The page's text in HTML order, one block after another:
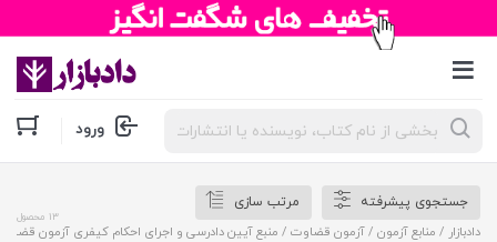
جستجوی
محصولات ورود
جستجوی پیشرفته
مرتب سازی
دادبازار / منابع آزمون /آزمون قضاوت / منبع آیین دادرسی و اجرای احکام کیفری آزمون
13 محصول